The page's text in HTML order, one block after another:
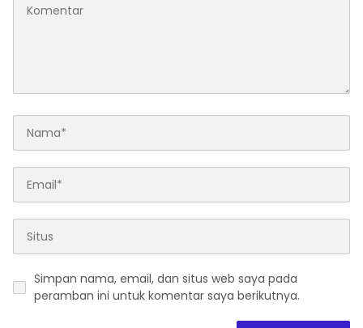
Simpan nama, email, dan situs web saya pada
peramban ini untuk komentar saya berikutnya.